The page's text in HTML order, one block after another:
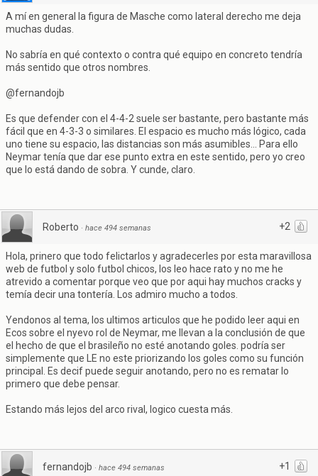
A mí en general la figura de Masche como lateral derecho me deja
muchas dudas.
No sabría en qué contexto o contra qué equipo en concreto tendría
más sentido que otros nombres.
@fernandojb
Es que defender con el 4-4-2 suele ser bastante, pero bastante más
fácil que en 4-3-3 o similares. El espacio es mucho más lógico, cada
uno tiene su espacio, las distancias son más asumibles... Para ello
Neymar tenía que dar ese punto extra en este sentido, pero yo creo
que lo está dando de sobra. Y cunde, claro.
+2
Roberto · hace 494 semanas
Hola, prinero que todo felictarlos y agradecerles por esta maravillosa
web de futbol y solo futbol chicos, los leo hace rato y no me he
atrevido a comentar porque veo que por aqui hay muchos cracks y
temía decir una tontería. Los admiro mucho a todos.
Yendonos al tema, los ultimos articulos que he podido leer aqui en
Ecos sobre el nyevo rol de Neymar, me llevan a la conclusión de que
el hecho de que el brasileño no esté anotando goles. podría ser
simplemente que LE no este priorizando los goles como su función
principal. Es decif puede seguir anotando, pero no es rematar lo
primero que debe pensar.
Estando más lejos del arco rival, logico cuesta más.
+1
fernandojb · hace 494 semanas